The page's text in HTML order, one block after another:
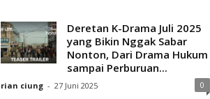
Deretan K-Drama Juli 2025
yang Bikin Nggak Sabar
Nonton, Dari Drama Hukum
sampai Perburuan...
rian ciung - 27 Juni 2025 0